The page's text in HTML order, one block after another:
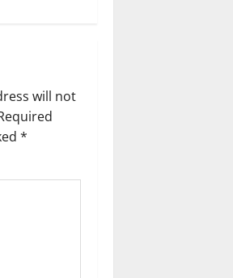
will not
*